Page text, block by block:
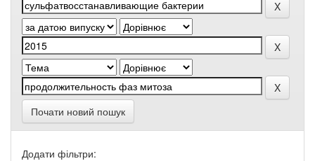
Почати новий пошук
Додати фільтри: